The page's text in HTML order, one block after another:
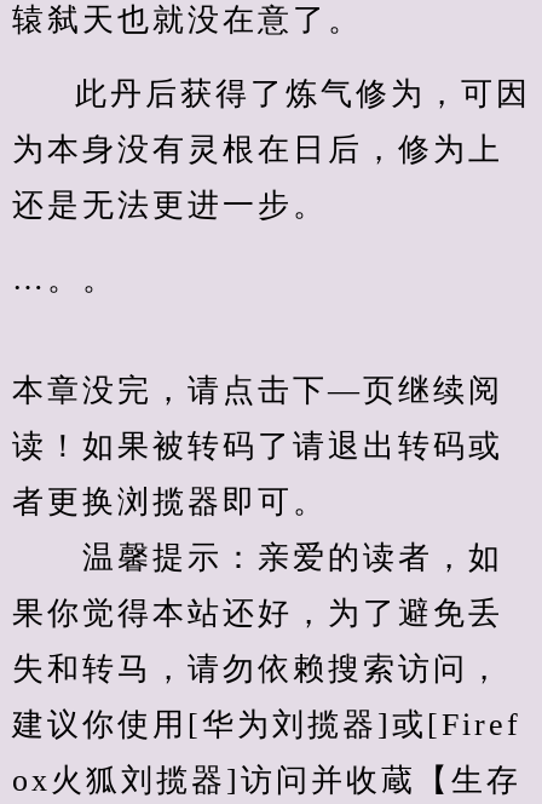
辕弑天也就没在意了。
此丹后获得了炼气修为，可因
为本身没有灵根在日后，修为上
还是无法更进一步。
…。。
本章没完，请点击下—页继续阅
读！如果被转码了请退出转码或
者更换浏揽器即可。
温馨提示：亲爱的读者，如
果你觉得本站还好，为了避免丢
失和转马，请勿依赖搜索访问，
建议你使用[华为刘揽器]或[Firef
ox火狐刘揽器]访问并收蔵【生存